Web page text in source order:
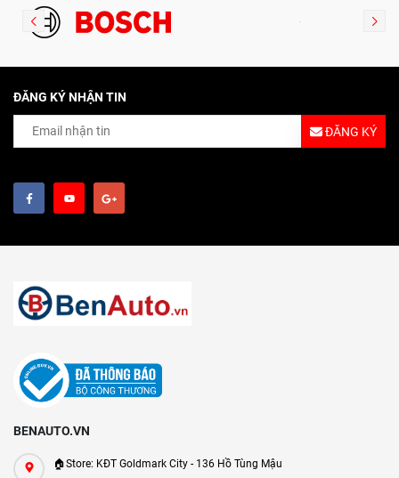
ĐĂNG KÝ NHẬN TIN
ĐĂNG KÝ
BENAUTO.VN
🏠Store: KĐT Goldmark City - 136 Hồ Tùng Mậu